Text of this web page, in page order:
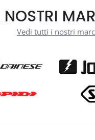
NOSTRI
Vedi tutti i nostri